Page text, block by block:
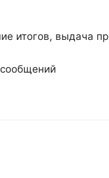
итогов, выдача